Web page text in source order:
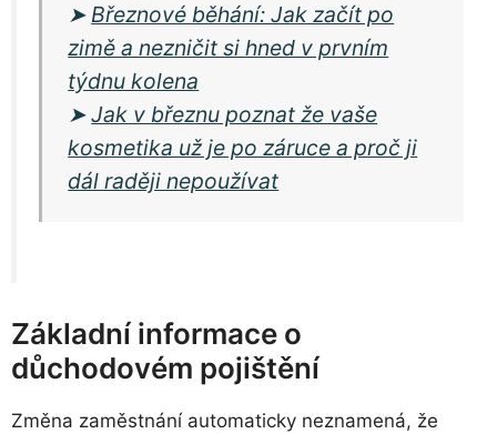
➤Březnové běhání: Jak začít po
zimě a nezničit si hned v prvním
týdnu kolena
➤Jak v březnu poznat že vaše
kosmetika už je po záruce a proč ji
dál raději nepoužívat
Základní informace o
důchodovém pojištění
Změna zaměstnání automaticky neznamená, že